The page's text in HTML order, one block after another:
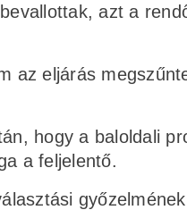
azt a
az eljárás
hogy a baloldali
a feljelentő.